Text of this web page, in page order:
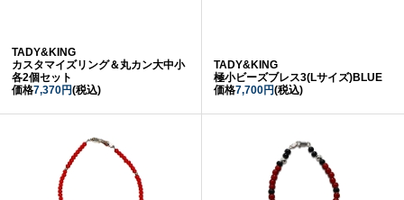
TADY&KING
カスタマイズリング＆丸カン大中小
各2個セット
価格7,370円(税込)
TADY&KING
極小ビーズブレス3(Lサイズ)BLUE
価格7,700円(税込)